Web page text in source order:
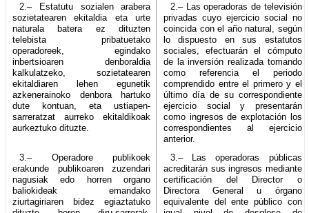
2.– Estatutu sozialen arabera
sozietatearen ekitaldia eta urte
naturala batera ez dituzten
telebista pribatuetako
operadoreek, egindako
inbertsioaren denboraldia
kalkulatzeko, sozietatearen
ekitaldiaren lehen egunetik
azkenerainoko denbora hartuko
dute kontuan, eta ustiapen-
sarreratzat aurreko ekitaldikoak
aurkeztuko dituzte.
2.– Las operadoras de televisión
privadas cuyo ejercicio social no
coincida con el año natural, según
lo dispuesto en sus estatutos
sociales, efectuarán el cómputo
de la inversión realizada tomando
como referencia el periodo
comprendido entre el primero y el
último día de su correspondiente
ejercicio social y presentarán
como ingresos de explotación los
correspondientes al ejercicio
anterior.
3.– Operadore publikoek
erakunde publikoaren zuzendari
nagusiak edo horren organo
baliokideak emandako
ziurtagiriaren bidez egiaztatuko
3.– Las operadoras públicas
acreditarán sus ingresos mediante
certificación del Director o
Directora General u órgano
equivalente del ente público con